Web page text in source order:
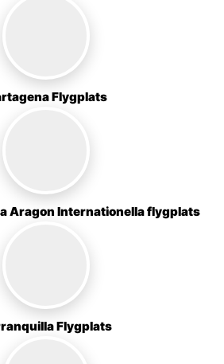
Flygplats
Aragon Internationella flygplats
Flygplats